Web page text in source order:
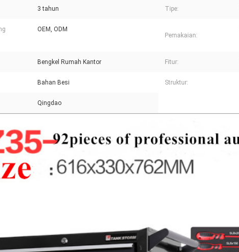
3 tahun Tipe:
OEM, ODM
Pemakaian:
Bengkel Rumah Kantor Fitur:
Bahan Besi Struktur:
Qingdao